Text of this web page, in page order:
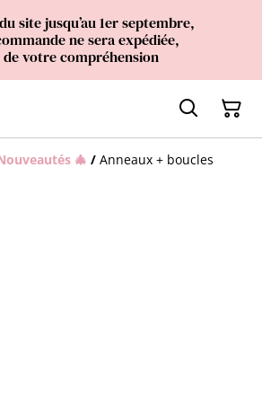
site jusqu’au 1er septembre,
ne sera expédiée,
votre compréhension
🎄 / Anneaux + boucles